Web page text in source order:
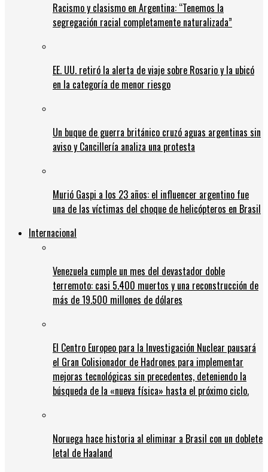
Racismo y clasismo en Argentina: “Tenemos la
segregación racial completamente naturalizada”
EE. UU. retiró la alerta de viaje sobre Rosario y la ubicó
en la categoría de menor riesgo
Un buque de guerra británico cruzó aguas argentinas sin
aviso y Cancillería analiza una protesta
Murió Gaspi a los 23 años: el influencer argentino fue
una de las víctimas del choque de helicópteros en Brasil
Internacional
Venezuela cumple un mes del devastador doble
terremoto: casi 5.400 muertos y una reconstrucción de
más de 19.500 millones de dólares
El Centro Europeo para la Investigación Nuclear pausará
el Gran Colisionador de Hadrones para implementar
mejoras tecnológicas sin precedentes, deteniendo la
búsqueda de la «nueva física» hasta el próximo ciclo.
Noruega hace historia al eliminar a Brasil con un doblete
letal de Haaland